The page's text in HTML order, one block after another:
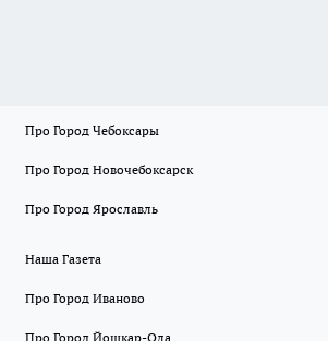
Про Город Чебоксары
Про Город Новочебоксарск
Про Город Ярославль
Наша Газета
Про Город Иваново
Про Город Йошкар-Ола